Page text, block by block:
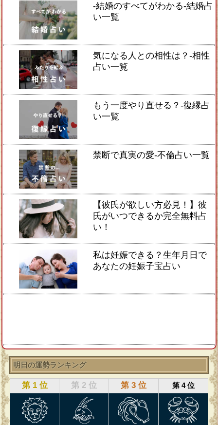
-結婚のすべてがわかる-結婚占
い一覧
気になる人との相性は？-相性
占い一覧
もう一度やり直せる？-復縁占
い一覧
禁断で真実の愛-不倫占い一覧
【彼氏が欲しい方必見！】彼
氏がいつできるか完全無料占
い！
私は妊娠できる？生年月日で
あなたの妊娠子宝占い
明日の運勢ランキング
第 1 位 第 2 位 第 3 位 第 4 位